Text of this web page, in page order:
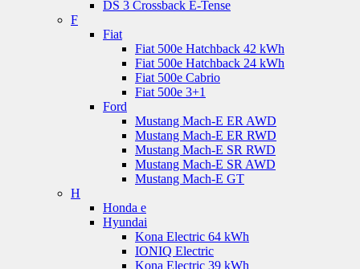
DS 3 Crossback E-Tense
F
Fiat
Fiat 500e Hatchback 42 kWh
Fiat 500e Hatchback 24 kWh
Fiat 500e Cabrio
Fiat 500e 3+1
Ford
Mustang Mach-E ER AWD
Mustang Mach-E ER RWD
Mustang Mach-E SR RWD
Mustang Mach-E SR AWD
Mustang Mach-E GT
H
Honda e
Hyundai
Kona Electric 64 kWh
IONIQ Electric
Kona Electric 39 kWh